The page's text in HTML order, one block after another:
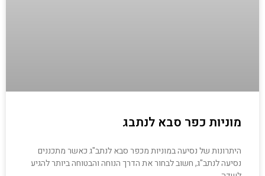
מוניות כפר סבא לנתבג
היתרונות של נסיעה במוניות מכפר סבא לנתב"ג כאשר מתכננים
נסיעה לנתב"ג, חשוב לבחור את הדרך הנוחה והבטוחה ביותר להגיע